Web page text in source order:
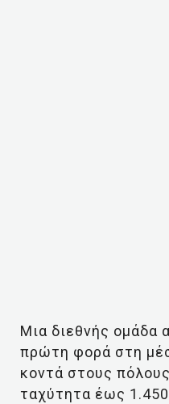
Μια διεθνής ομάδα
πρώτη φορά στη
κοντά στους
ταχύτητα έως